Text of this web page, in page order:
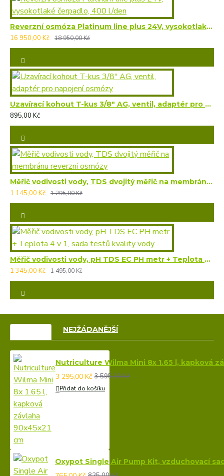
Reverzní osmóza Platinum line plus 24V, vysokotlaké čerpadlo, 400 l/den
16 950,00 Kč
18 950,00 Kč
Uzavírací kohout T-kus 3/8" AG, ventil, adaptér pro napojení osmózy
895,00 Kč
Měřič vodivosti vody, TDS dvojitý měřič na membránu reverzní osmózy
1 145,00 Kč
1 295,00 Kč
Měřič vodivosti vody, pH TDS EC PH metr + Teplota 4 v 1, sada testů kvality vody
1 345,00 Kč
1 495,00 Kč
NEJŽÁDANĚJŠÍ
Nutriculture Wilma Mini 8x 1.65 l, kapková
3 295,00 Kč 3 595,00 Kč
Přidat do košíku
Oxypot Single Air Pump Kit, vzduchovací